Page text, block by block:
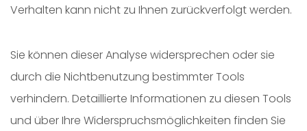
Verhalten kann nicht zu Ihnen zurückverfolgt werden.
Sie können dieser Analyse widersprechen oder sie
durch die Nichtbenutzung bestimmter Tools
verhindern. Detaillierte Informationen zu diesen Tools
und über Ihre Widerspruchsmöglichkeiten finden Sie